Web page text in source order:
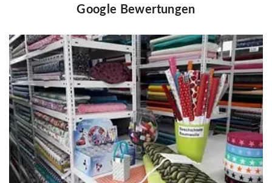
Google Bewertungen